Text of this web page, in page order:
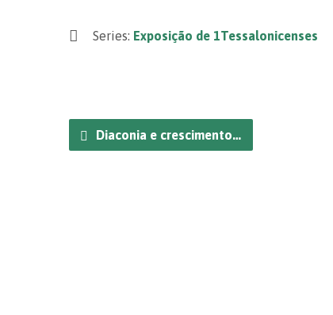
Series: Exposição de 1Tessalonicenses
Diaconia e crescimento…